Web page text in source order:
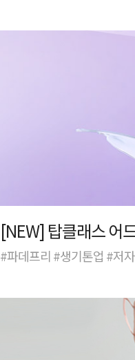
[NEW] 탑클래스 어
#파데프리 #생기톤업 #저